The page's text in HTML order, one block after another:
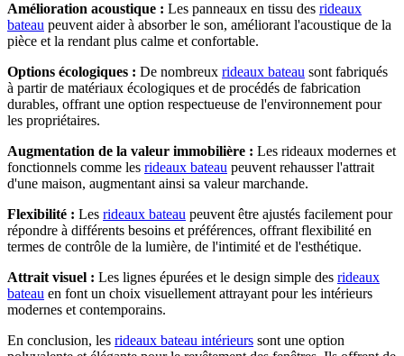
Amélioration acoustique : Les panneaux en tissu des rideaux
bateau peuvent aider à absorber le son, améliorant l'acoustique de la
pièce et la rendant plus calme et confortable.
Options écologiques : De nombreux rideaux bateau sont fabriqués
à partir de matériaux écologiques et de procédés de fabrication
durables, offrant une option respectueuse de l'environnement pour
les propriétaires.
Augmentation de la valeur immobilière : Les rideaux modernes et
fonctionnels comme les rideaux bateau peuvent rehausser l'attrait
d'une maison, augmentant ainsi sa valeur marchande.
Flexibilité : Les rideaux bateau peuvent être ajustés facilement pour
répondre à différents besoins et préférences, offrant flexibilité en
termes de contrôle de la lumière, de l'intimité et de l'esthétique.
Attrait visuel : Les lignes épurées et le design simple des rideaux
bateau en font un choix visuellement attrayant pour les intérieurs
modernes et contemporains.
En conclusion, les rideaux bateau intérieurs sont une option